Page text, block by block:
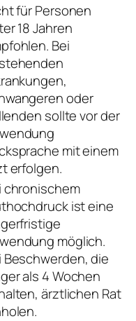
für Personen
18 Jahren
Bei
oder
sollte vor der
mit einem
erfolgen.
chronischem
ist eine
möglich.
Beschwerden, die
als 4 Wochen
ärztlichen Rat